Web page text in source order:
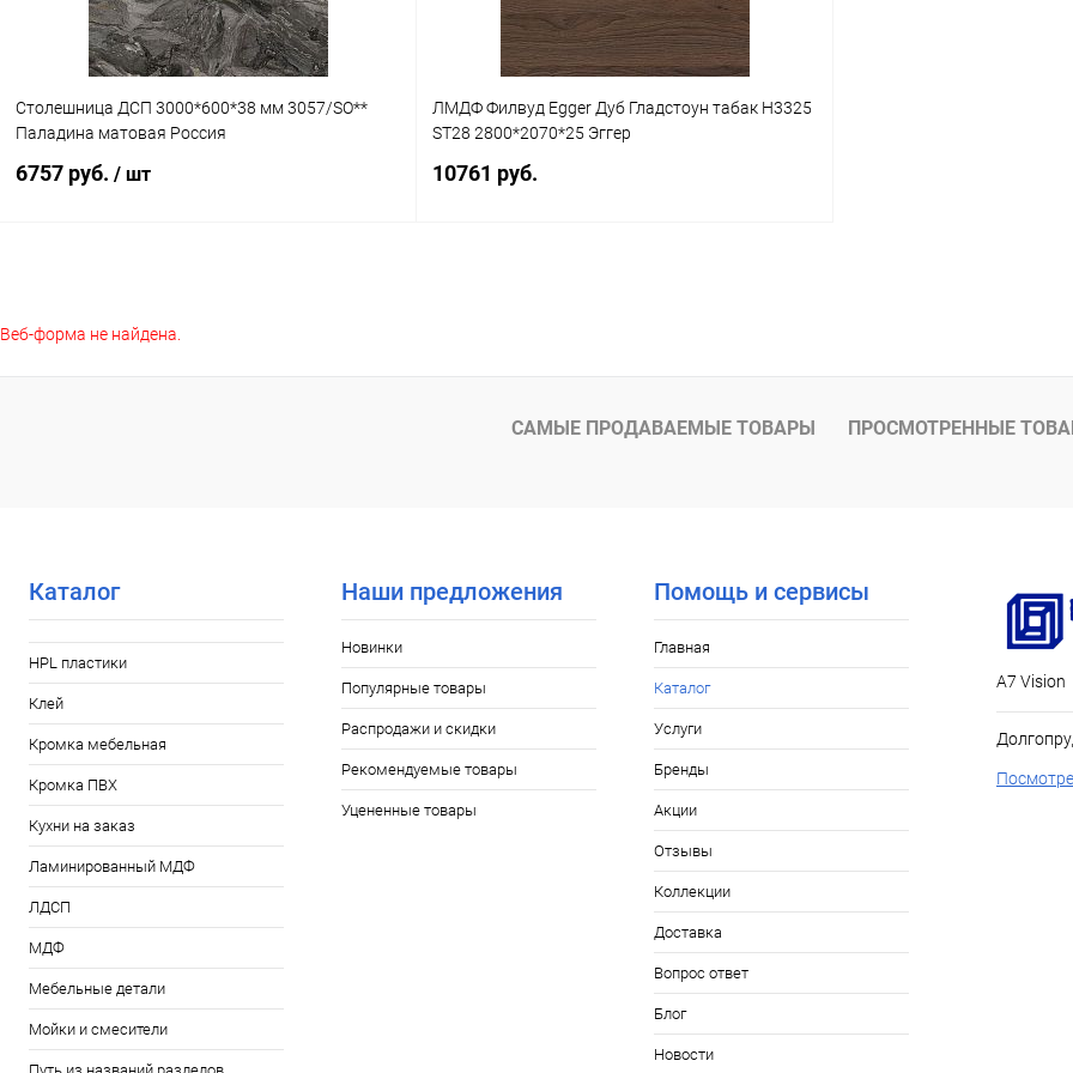
Столешница ДСП 3000*600*38 мм 3057/SO**
Паладина матовая Россия
6757 руб. / шт
Купить в 1 клик
В избранное В наличии
ЛМДФ Филвуд Egger Дуб Гладстоун табак H3325
ST28 2800*2070*25 Эггер
10761 руб.
В избранное В наличии
Веб-форма не найдена.
САМЫЕ ПРОДАВАЕМЫЕ ТОВАРЫ ПРОСМОТРЕННЫЕ
Каталог
HPL пластики
Клей
Кромка мебельная
Кромка ПВХ
Кухни на заказ
Ламинированный МДФ
ЛДСП
МДФ
Мебельные детали
Мойки и смесители
Наши предложения
Новинки
Популярные товары
Распродажи и скидки
Рекомендуемые товары
Уцененные товары
Помощь и сервисы
Главная
Каталог
Услуги
Бренды
Акции
Отзывы
Коллекции
Доставка
Вопрос ответ
Блог
Новости
А7 Vision